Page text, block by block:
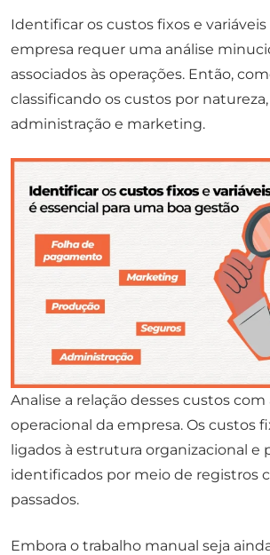
Identificar os custos fixos e
empresa requer uma análise
associados às operações. Então,
classificando os custos por
administração e marketing.
Analise a relação desses custos
operacional da empresa. Os custos
ligados à estrutura organizacional e
identificados por meio de registros
passados.
Embora o trabalho manual seja